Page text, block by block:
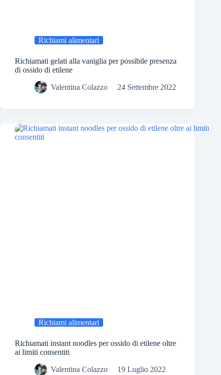
Richiami alimentari
Richiamati gelati alla vaniglia per possibile presenza
di ossido di etilene
Valentina Colazzo 24 Settembre 2022
Richiami alimentari
Richiamati instant noodles per ossido di etilene oltre
ai limiti consentiti
Valentina Colazzo 19 Luglio 2022